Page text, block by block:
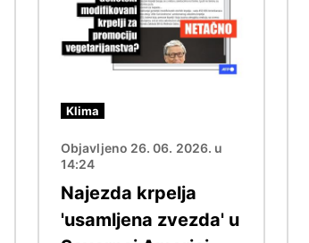
Klima
Objavljeno 26. 06. 2026. u
14:24
Najezda krpelja
'usamljena zvezda' u